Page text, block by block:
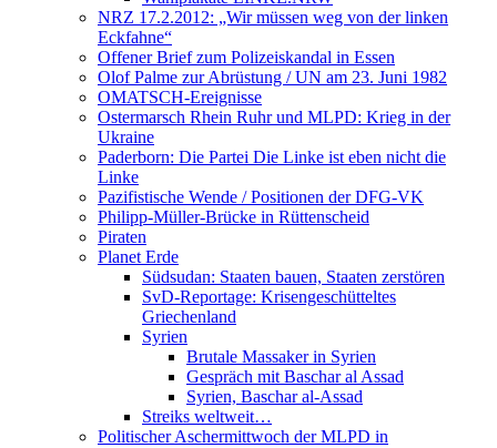
NRZ 17.2.2012: „Wir müssen weg von der linken
Eckfahne“
Offener Brief zum Polizeiskandal in Essen
Olof Palme zur Abrüstung / UN am 23. Juni 1982
OMATSCH-Ereignisse
Ostermarsch Rhein Ruhr und MLPD: Krieg in der
Ukraine
Paderborn: Die Partei Die Linke ist eben nicht die
Linke
Pazifistische Wende / Positionen der DFG-VK
Philipp-Müller-Brücke in Rüttenscheid
Piraten
Planet Erde
Südsudan: Staaten bauen, Staaten zerstören
SvD-Reportage: Krisengeschütteltes
Griechenland
Syrien
Brutale Massaker in Syrien
Gespräch mit Baschar al Assad
Syrien, Baschar al-Assad
Streiks weltweit…
Politischer Aschermittwoch der MLPD in